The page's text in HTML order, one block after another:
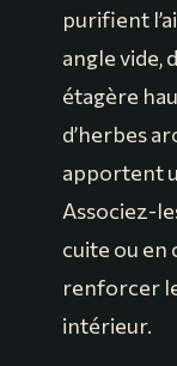
purifient
angle vide,
étagère
d’herbes
apportent
Associez-
cuite ou en
renforcer
intérieur.